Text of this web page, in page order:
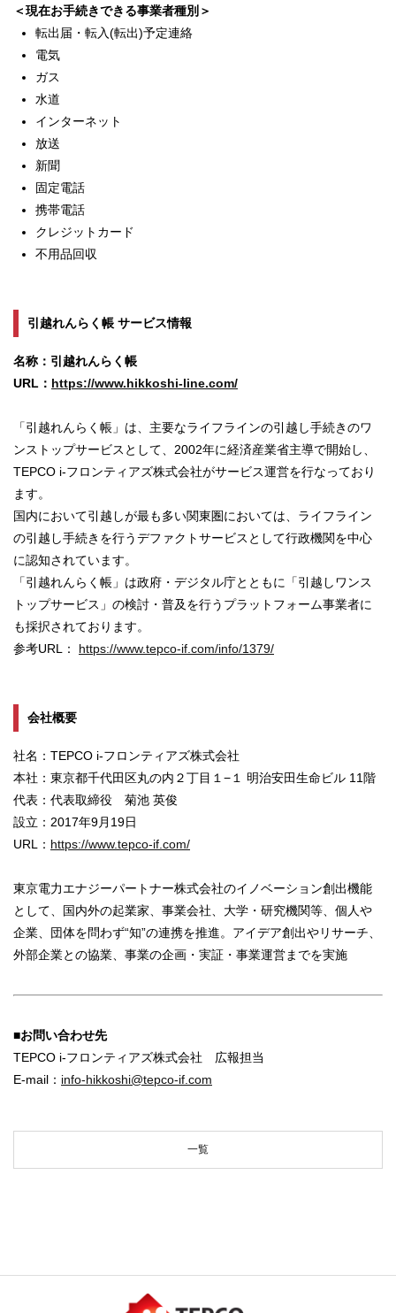
＜現在お手続きできる事業者種別＞
転出届・転入(転出)予定連絡
電気
ガス
水道
インターネット
放送
新聞
固定電話
携帯電話
クレジットカード
不用品回収
引越れんらく帳 サービス情報
名称：引越れんらく帳
URL： https://www.hikkoshi-line.com/
「引越れんらく帳」は、主要なライフラインの引越し⼿続きのワ
ンストップサービスとして、2002年に経済産業省主導で開始し、
TEPCO i-フロンティアズ株式会社がサービス運営を行なっており
ます。
国内において引越しが最も多い関東圏においては、ライフライン
の引越し⼿続きを⾏うデファクトサービスとして⾏政機関を中⼼
に認知されています。
「引越れんらく帳」は政府・デジタル庁とともに「引越しワンス
トップサービス」の検討・普及を⾏うプラットフォーム事業者に
も採択されております。
参考URL： https://www.tepco-if.com/info/1379/
会社概要
社名：TEPCO i-フロンティアズ株式会社
本社：東京都千代田区丸の内２丁目１−１ 明治安田生命ビル 11階
代表：代表取締役 菊池 英俊
設立：2017年9月19日
URL： https://www.tepco-if.com/
東京電力エナジーパートナー株式会社のイノベーション創出機能
として、国内外の起業家、事業会社、大学・研究機関等、個人や
企業、団体を問わず“知”の連携を推進。アイデア創出やリサーチ、
外部企業との協業、事業の企画・実証・事業運営までを実施
■お問い合わせ先
TEPCO i-フロンティアズ株式会社 広報担当
E-mail： info-hikkoshi@tepco-if.com
一覧